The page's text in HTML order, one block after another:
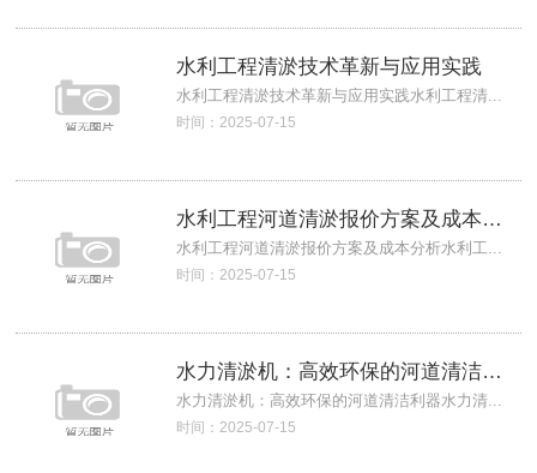
水利工程清淤技术革新与应用实践
水利工程清淤技术革新与应用实践水利工程清...
时间：2025-07-15
水利工程河道清淤报价方案及成本分析
水利工程河道清淤报价方案及成本分析水利工...
时间：2025-07-15
水力清淤机：高效环保的河道清洁利器
水力清淤机：高效环保的河道清洁利器水力清...
时间：2025-07-15